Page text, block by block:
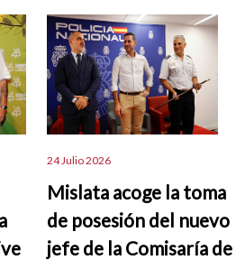
24 Julio 2026
Mislata acoge la toma
de posesión del nuevo
jefe de la Comisaría de